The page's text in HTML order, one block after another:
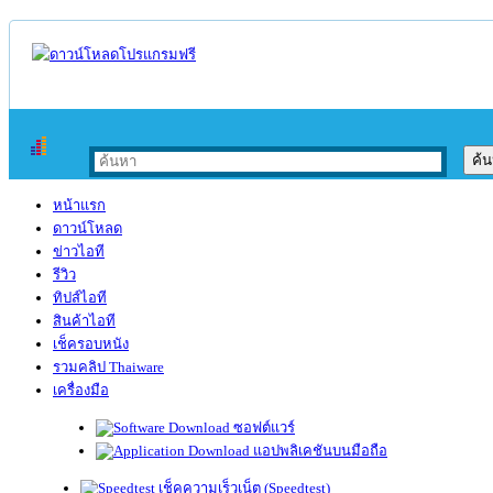
หน้าแรก
ดาวน์โหลด
ข่าวไอที
รีวิว
ทิปส์ไอที
สินค้าไอที
เช็ครอบหนัง
รวมคลิป Thaiware
เครื่องมือ
ซอฟต์แวร์
แอปพลิเคชันบนมือถือ
เช็คความเร็วเน็ต (Speedtest)